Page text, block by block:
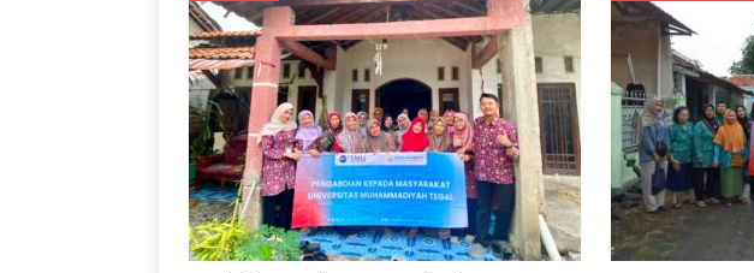
[ August 8, 2026 ] Dosen UMPB Implementasikan
Kemandirian Nelayan Manokwari WARTA PTM